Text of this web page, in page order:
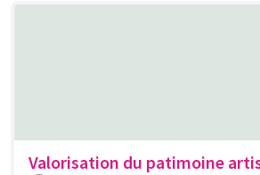
Valorisation du patimoine